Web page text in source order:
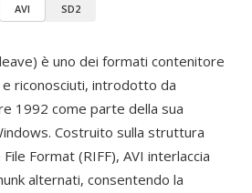
AVI SD2
è uno dei formati contenitore
e riconosciuti, introdotto da
1992 come parte della sua
Costruito sulla struttura
Format (RIFF), AVI interlaccia
alternati, consentendo la